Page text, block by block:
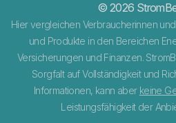
© 2026
Hier vergleichen Verbraucherinnen
und Produkte in den Bereichen
Versicherungen und Finanzen.
Sorgfalt auf Vollständigkeit und
Informationen, kann aber keine
Leistungsfähigkeit der